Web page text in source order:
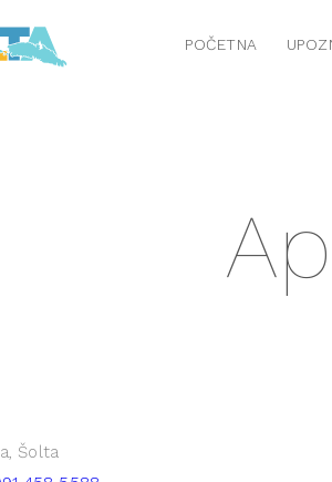
POČETNA
Šolta